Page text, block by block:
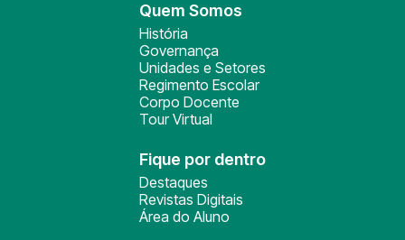
Quem Somos
História
Governança
Unidades e Setores
Regimento Escolar
Corpo Docente
Tour Virtual
Fique por dentro
Destaques
Revistas Digitais
Área do Aluno